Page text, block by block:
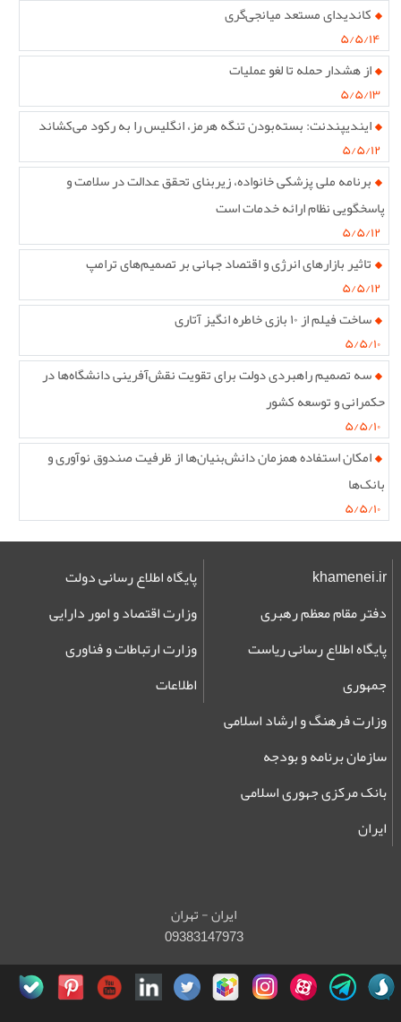
کاندیدای مستعد میانجی‌گری
۵/۵/۱۴
از هشدار حمله تا لغو عملیات
۵/۵/۱۳
ایندیپندنت: بسته‌بودن تنگه هرمز، انگلیس را به رکود می‌کشاند
۵/۵/۱۲
برنامه ملی پزشکی خانواده، زیربنای تحقق عدالت در سلامت و
پاسخگویی نظام ارائه خدمات است
۵/۵/۱۲
تاثیر بازارهای انرژی و اقتصاد جهانی بر تصمیم‌های ترامپ
۵/۵/۱۲
ساخت فیلم از ۱۰ بازی خاطره انگیز آتاری
۵/۵/۱۰
سه تصمیم راهبردی دولت برای تقویت نقش‌آفرینی دانشگاه‌ها در
حکمرانی و توسعه کشور
۵/۵/۱۰
امکان استفاده همزمان دانش‌بنیان‌ها از ظرفیت صندوق نوآوری و
بانک‌ها
۵/۵/۱۰
khamenei.ir
دفتر مقام معظم رهبری
پایگاه اطلاع رسانی ریاست
جمهوری
پایگاه اطلاع رسانی دولت
وزارت اقتصاد و امور دارایی
وزارت ارتباطات و فناوری
اطلاعات
وزارت فرهنگ و ارشاد اسلامی
سازمان برنامه و بودجه
بانک مرکزی جهوری اسلامی
ایران
ایران - تهران
09383147973